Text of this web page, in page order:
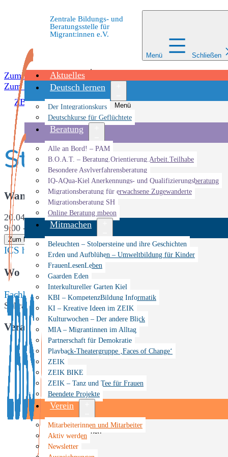
Zum Inhalt springen
Zum Inhalt springen
Zentrale Bildungs- und
Beratungsstelle für
Migrant:innen e.V.
Menü Schließen
Aktuelles
Deutsch lernen
Menü
Der Integrationskurs
Deutschkurse für Geflüchtete
Beratung
Menü
Alle an Bord! – PAM
B.O.A.T. – Beratung.Orientierung.Arbeit.Teilhabe
Besondere Asylverfahrensberatung
IQ-AQua-Kiel Anerkennungs- und Qualifizierungsberatung
Migrationsberatung für erwachsene Zugewanderte
Migrationsberatung SH
Online Beratung mbeon
Mitmachen
Menü
Beleuchten – Stolpersteine und ihre Geschichten
Erden und Aufblühen – Umweltbildung für Kinder
FrauenLesenLeben
Gaarden Eden
Interkultureller Garten Kiel
KBI – KompetenzBildung Informatik
KI – Kreative Ideen im ZEIK
Kulturwochen – Der andere Blick
MIA – Migrantinnen im Alltag
Partnerschaft für Demokratie
Playback-Theatergruppe ‚Faces of Change‘
ZEIK
ZEIK BIKE
ZEIK – Tanz und Tee für Frauen
Beendete Projekte
Verein
Menü
öffnen
Mitarbeiterinnen und Mitarbeiter
Aktiv werden
Newsletter
ZBBS»Veranstaltungen»Veranstaltung»Start:
Start:
Wann
20.04.2022
9:00 - 13:15
Zum Kalender hinzufügen
ICS herunterladen Google Kalender iCalendar Office 365
Wo
Fachhochschule Kiel
Sokratesplatz 6, Kiel, Schleswig-Holstein, 24149
Veranstaltungstyp
Veranstaltung